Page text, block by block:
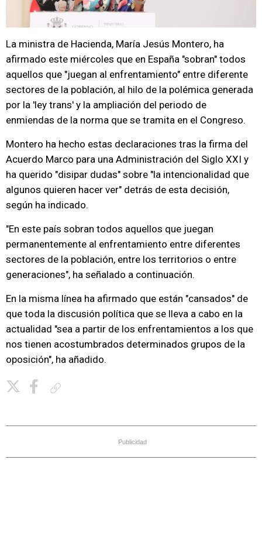
La ministra de Hacienda, María Jesús Montero, ha
afirmado este miércoles que en España "sobran" todos
aquellos que "juegan al enfrentamiento" entre diferente
sectores de la población, al hilo de la polémica generada
por la 'ley trans' y la ampliación del periodo de
enmiendas de la norma que se tramita en el Congreso.
Montero ha hecho estas declaraciones tras la firma del
Acuerdo Marco para una Administración del Siglo XXI y
ha querido "disipar dudas" sobre "la intencionalidad que
algunos quieren hacer ver" detrás de esta decisión,
según ha indicado.
"En este país sobran todos aquellos que juegan
permanentemente al enfrentamiento entre diferentes
sectores de la población, entre los territorios o entre
generaciones", ha señalado a continuación.
En la misma línea ha afirmado que están "cansados" de
que toda la discusión política que se lleva a cabo en la
actualidad "sea a partir de los enfrentamientos a los que
nos tienen acostumbrados determinados grupos de la
oposición", ha añadido.
Publicidad